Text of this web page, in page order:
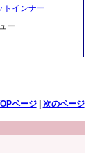
トインナー
ー
ページ| 次のページ